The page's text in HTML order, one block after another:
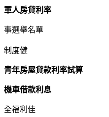
軍人房貸利率
事選舉名單
制度健
青年房屋貸款利率試算
機車借款利息
全福利佳